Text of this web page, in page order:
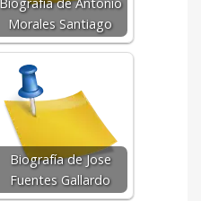
Morales Santiago
Biografía de Jose
Fuentes Gallardo